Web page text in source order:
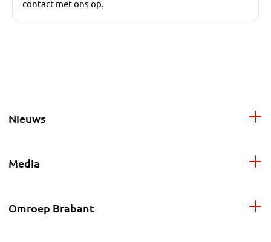
contact met ons op.
Nieuws
Media
Omroep Brabant